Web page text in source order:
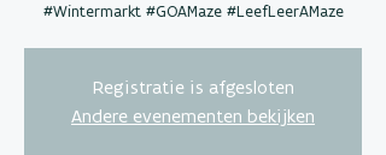
#Wintermarkt #GOAMaze #LeefLeerAMaze
Registratie is afgesloten
Andere evenementen bekijken